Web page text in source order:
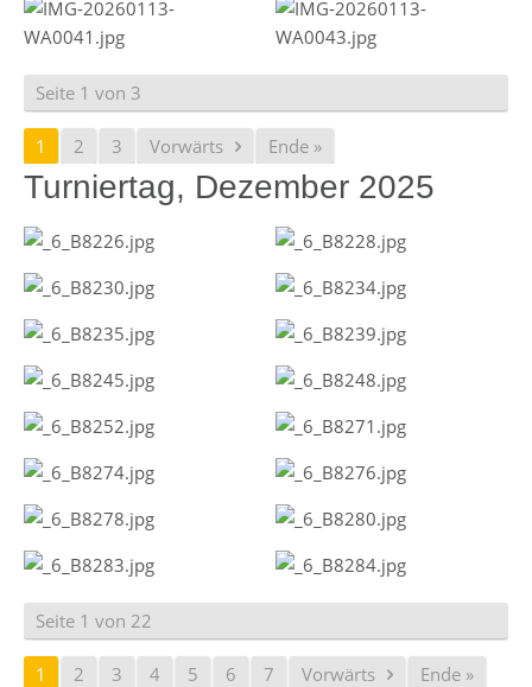
Seite 1 von 3
1 2 3 Vorwärts Ende »
Turniertag, Dezember 2025
Seite 1 von 22
1 2 3 4 5 6 7 Vorwärts Ende »